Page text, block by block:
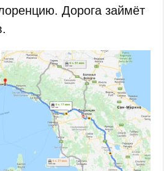
Дорога займёт